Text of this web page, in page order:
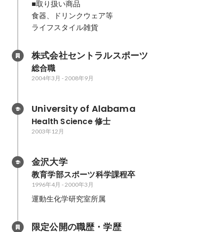
■取り扱い商品
食器、ドリンクウェア等
ライフスタイル雑貨
株式会社セントラルスポーツ
総合職
2004年3月 - 2008年9月
University of Alabama
Health Science 修士
2003年12月
金沢大学
教育学部スポーツ科学課程卒
1996年4月 - 2000年3月
運動生化学研究室所属
限定公開の職歴・学歴